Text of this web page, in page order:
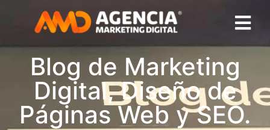
Blog de Marketing
Digital, Diseño de
Páginas Web y SEO.